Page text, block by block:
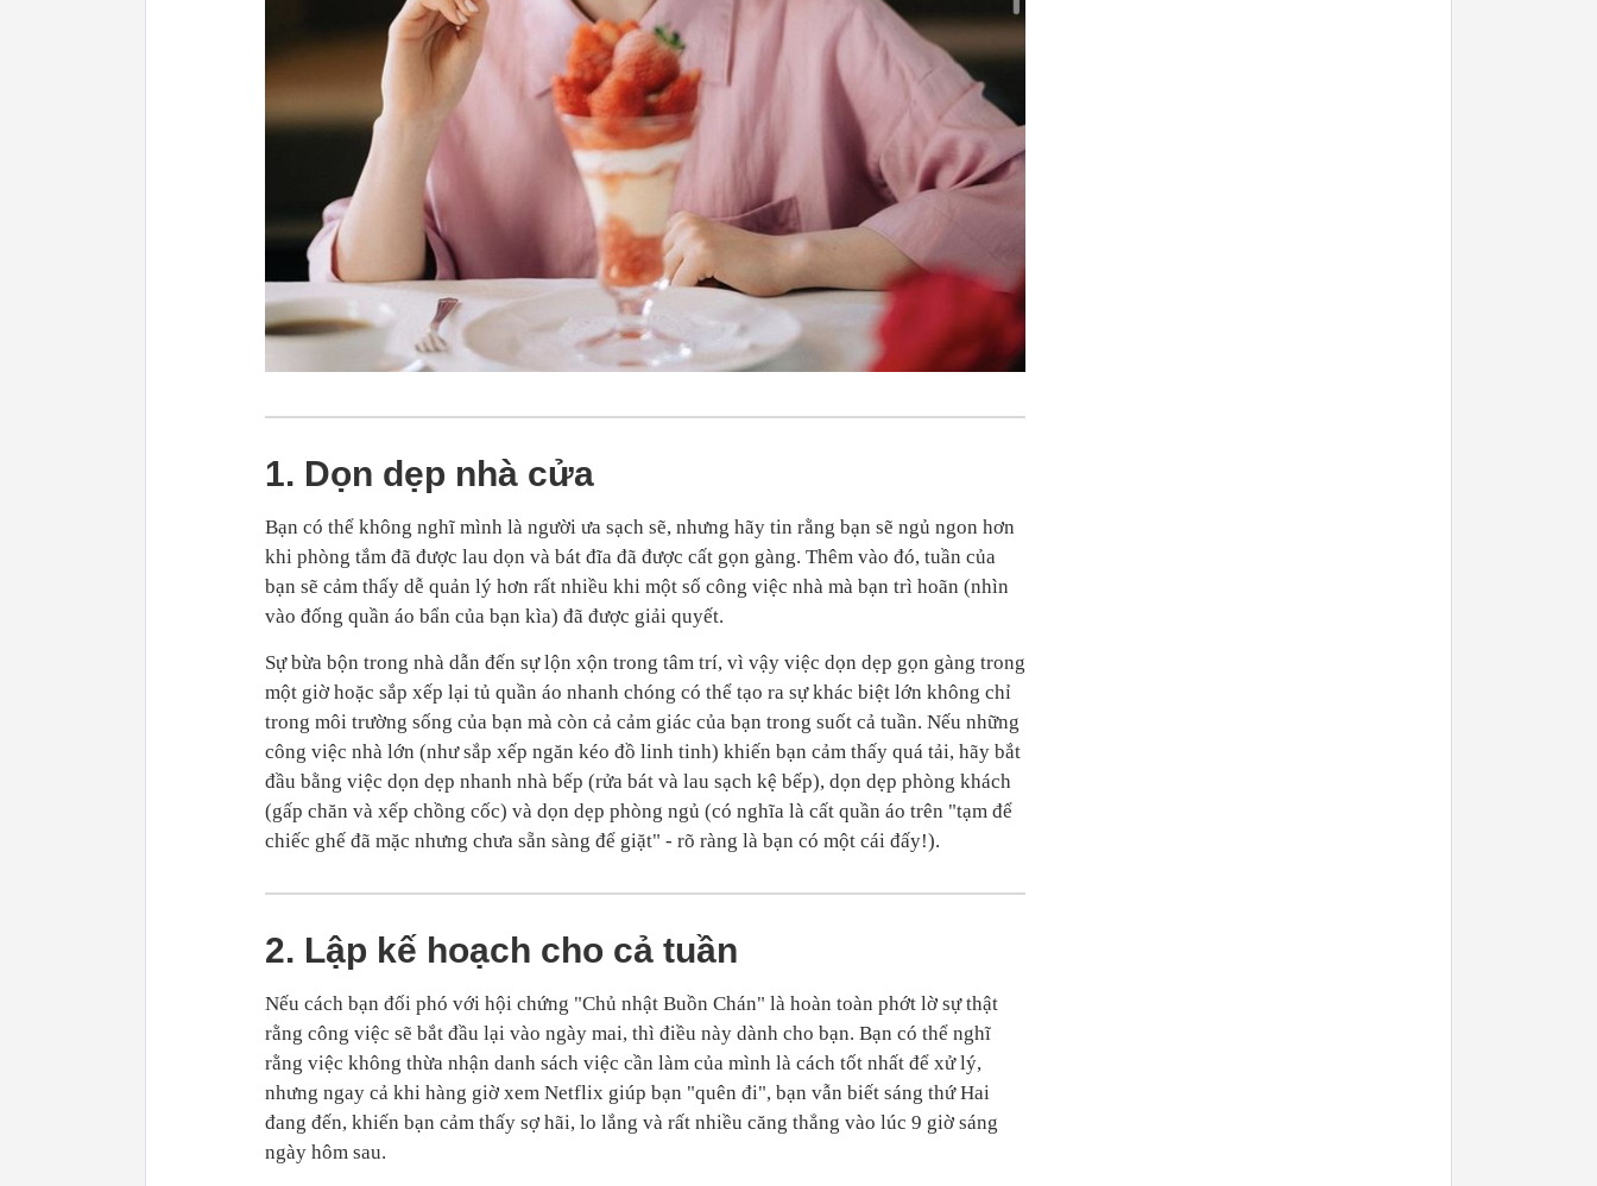
1. Dọn dẹp nhà cửa
Bạn có thể không nghĩ mình là người ưa sạch sẽ, nhưng hãy tin rằng bạn sẽ ngủ ngon hơn
khi phòng tắm đã được lau dọn và bát đĩa đã được cất gọn gàng. Thêm vào đó, tuần của
bạn sẽ cảm thấy dễ quản lý hơn rất nhiều khi một số công việc nhà mà bạn trì hoãn (nhìn
vào đống quần áo bẩn của bạn kìa) đã được giải quyết.
Sự bừa bộn trong nhà dẫn đến sự lộn xộn trong tâm trí, vì vậy việc dọn dẹp gọn gàng trong
một giờ hoặc sắp xếp lại tủ quần áo nhanh chóng có thể tạo ra sự khác biệt lớn không chỉ
trong môi trường sống của bạn mà còn cả cảm giác của bạn trong suốt cả tuần. Nếu những
công việc nhà lớn (như sắp xếp ngăn kéo đồ linh tinh) khiến bạn cảm thấy quá tải, hãy bắt
đầu bằng việc dọn dẹp nhanh nhà bếp (rửa bát và lau sạch kệ bếp), dọn dẹp phòng khách
(gấp chăn và xếp chồng cốc) và dọn dẹp phòng ngủ (có nghĩa là cất quần áo trên "tạm để
chiếc ghế đã mặc nhưng chưa sẵn sàng để giặt" - rõ ràng là bạn có một cái đấy!).
2. Lập kế hoạch cho cả tuần
Nếu cách bạn đối phó với hội chứng "Chủ nhật Buồn Chán" là hoàn toàn phớt lờ sự thật
rằng công việc sẽ bắt đầu lại vào ngày mai, thì điều này dành cho bạn. Bạn có thể nghĩ
rằng việc không thừa nhận danh sách việc cần làm của mình là cách tốt nhất để xử lý,
nhưng ngay cả khi hàng giờ xem Netflix giúp bạn "quên đi", bạn vẫn biết sáng thứ Hai
đang đến, khiến bạn cảm thấy sợ hãi, lo lắng và rất nhiều căng thẳng vào lúc 9 giờ sáng
ngày hôm sau.